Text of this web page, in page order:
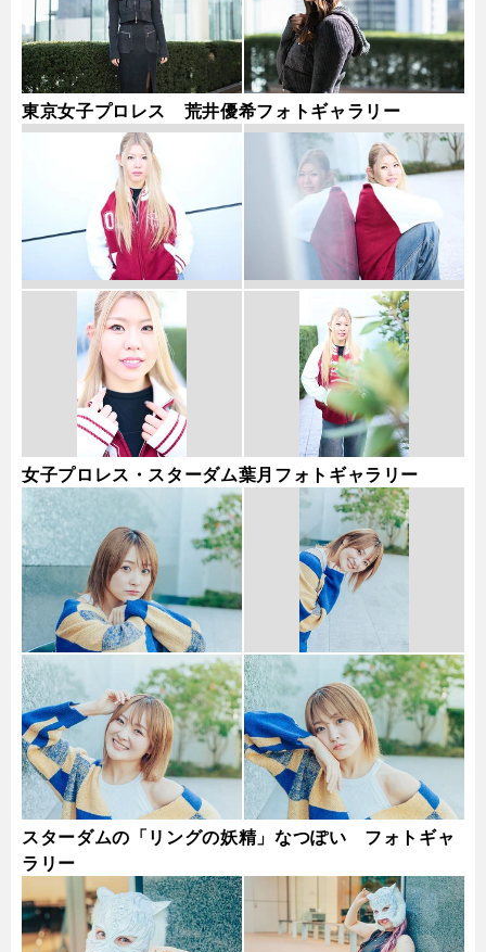
東京女子プロレス 荒井優希フォトギャラリー
女子プロレス・スターダム葉月フォトギャラリー
スターダムの「リングの妖精」なつぽい フォトギャ
ラリー